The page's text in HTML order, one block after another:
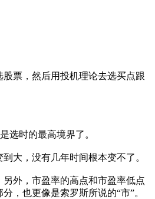
票，然后用投机理论去选买点跟
选时的最高境界了。
大，没有几年时间根本变不了。
外，市盈率的高点和市盈率低点
，也更像是索罗斯所说的“市”。